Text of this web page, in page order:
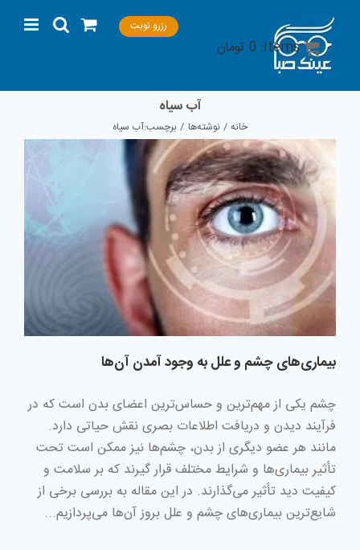
content
رزرو نوبت
آب سیاه
خانه نوشته‌ها برچسب:آب سیاه
بیماری‌های چشم و علل به وجود آمدن آن‌ها
چشم یکی از مهم‌ترین و حساس‌ترین اعضای بدن است که در
فرآیند دیدن و دریافت اطلاعات بصری نقش حیاتی دارد.
مانند هر عضو دیگری از بدن، چشم‌ها نیز ممکن است تحت
تأثیر بیماری‌ها و شرایط مختلف قرار گیرند که بر سلامت و
کیفیت دید تأثیر می‌گذارند. در این مقاله به بررسی برخی از
شایع‌ترین بیماری‌های چشم و علل بروز آن‌ها می‌پردازیم...
items:
0 تومان